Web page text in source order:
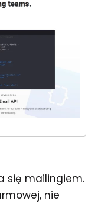
się mailingiem.
nie